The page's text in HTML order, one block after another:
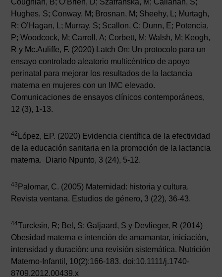
Coughlan, B; O’Brien, D; Szafranska, M; Callanan, S;
Hughes, S; Conway, M; Brosnan, M; Sheehy, L; Murtagh,
R; O’Hagan, L; Murray, S; Scallon, C; Dunn, E; Potencia,
P; Woodcock, M; Carroll, A; Corbett, M; Walsh, M; Keogh,
R y Mc.Auliffe, F. (2020) Latch On: Un protocolo para un
ensayo controlado aleatorio multicéntrico de apoyo
perinatal para mejorar los resultados de la lactancia
materna en mujeres con un IMC elevado.
Comunicaciones de ensayos clínicos contemporáneos,
12 (3), 1-13.
42
López, EP. (2020) Evidencia científica de la efectividad
de la educación sanitaria en la promoción de la lactancia
materna. Diario Npunto, 3 (24), 5-12.
43 Palomar, C. (2005) Maternidad: historia y cultura.
Revista ventana. Estudios de género, 3 (22), 36-43.
44Turcksin, R; Bel, S; Galjaard, S y Devlieger, R (2014)
Obesidad materna e intención de amamantar, iniciación,
intensidad y duración: una revisión sistemática. Nutrición
Materno-Infantil, 10(2):166-183. doi:10.1111/j.1740-
8709.2012.00439.x